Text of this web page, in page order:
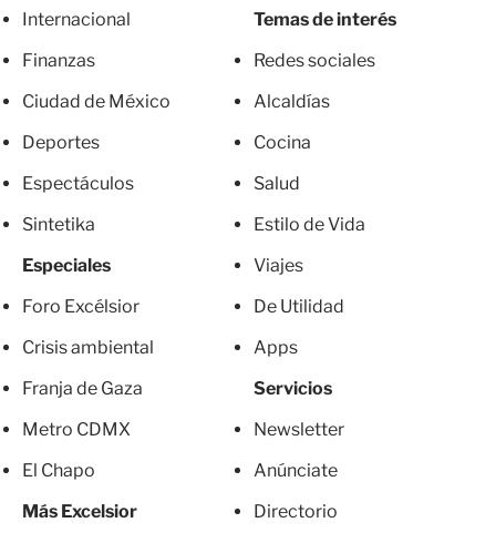
Internacional
Finanzas
Ciudad de México
Deportes
Espectáculos
Sintetika
Especiales
Foro Excélsior
Crisis ambiental
Franja de Gaza
Metro CDMX
El Chapo
Más Excelsior
Temas de interés
Redes sociales
Alcaldías
Cocina
Salud
Estilo de Vida
Viajes
De Utilidad
Apps
Servicios
Newsletter
Anúnciate
Directorio